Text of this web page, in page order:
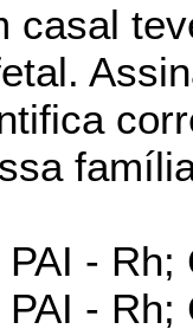
casal
- Rh­;
- Rh­;